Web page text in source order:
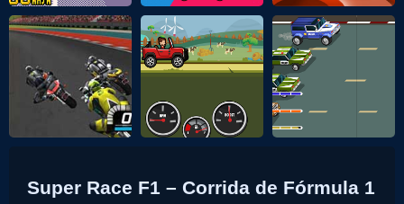
Super Race F1 – Corrida de Fórmula 1